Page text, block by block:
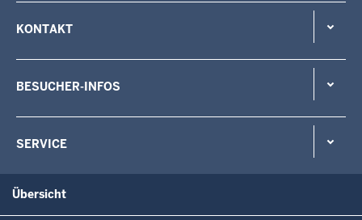
KONTAKT
BESUCHER-INFOS
SERVICE
Übersicht